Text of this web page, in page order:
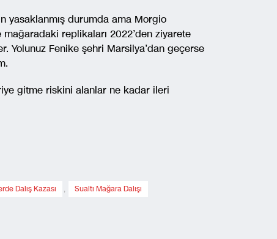
yasaklanmış durumda ama Morgio
replikaları 2022’den ziyarete
Yolunuz Fenike şehri Marsilya’dan geçerse
gitme riskini alanlar ne kadar ileri
Dalış Kazası , Sualtı Mağara Dalışı